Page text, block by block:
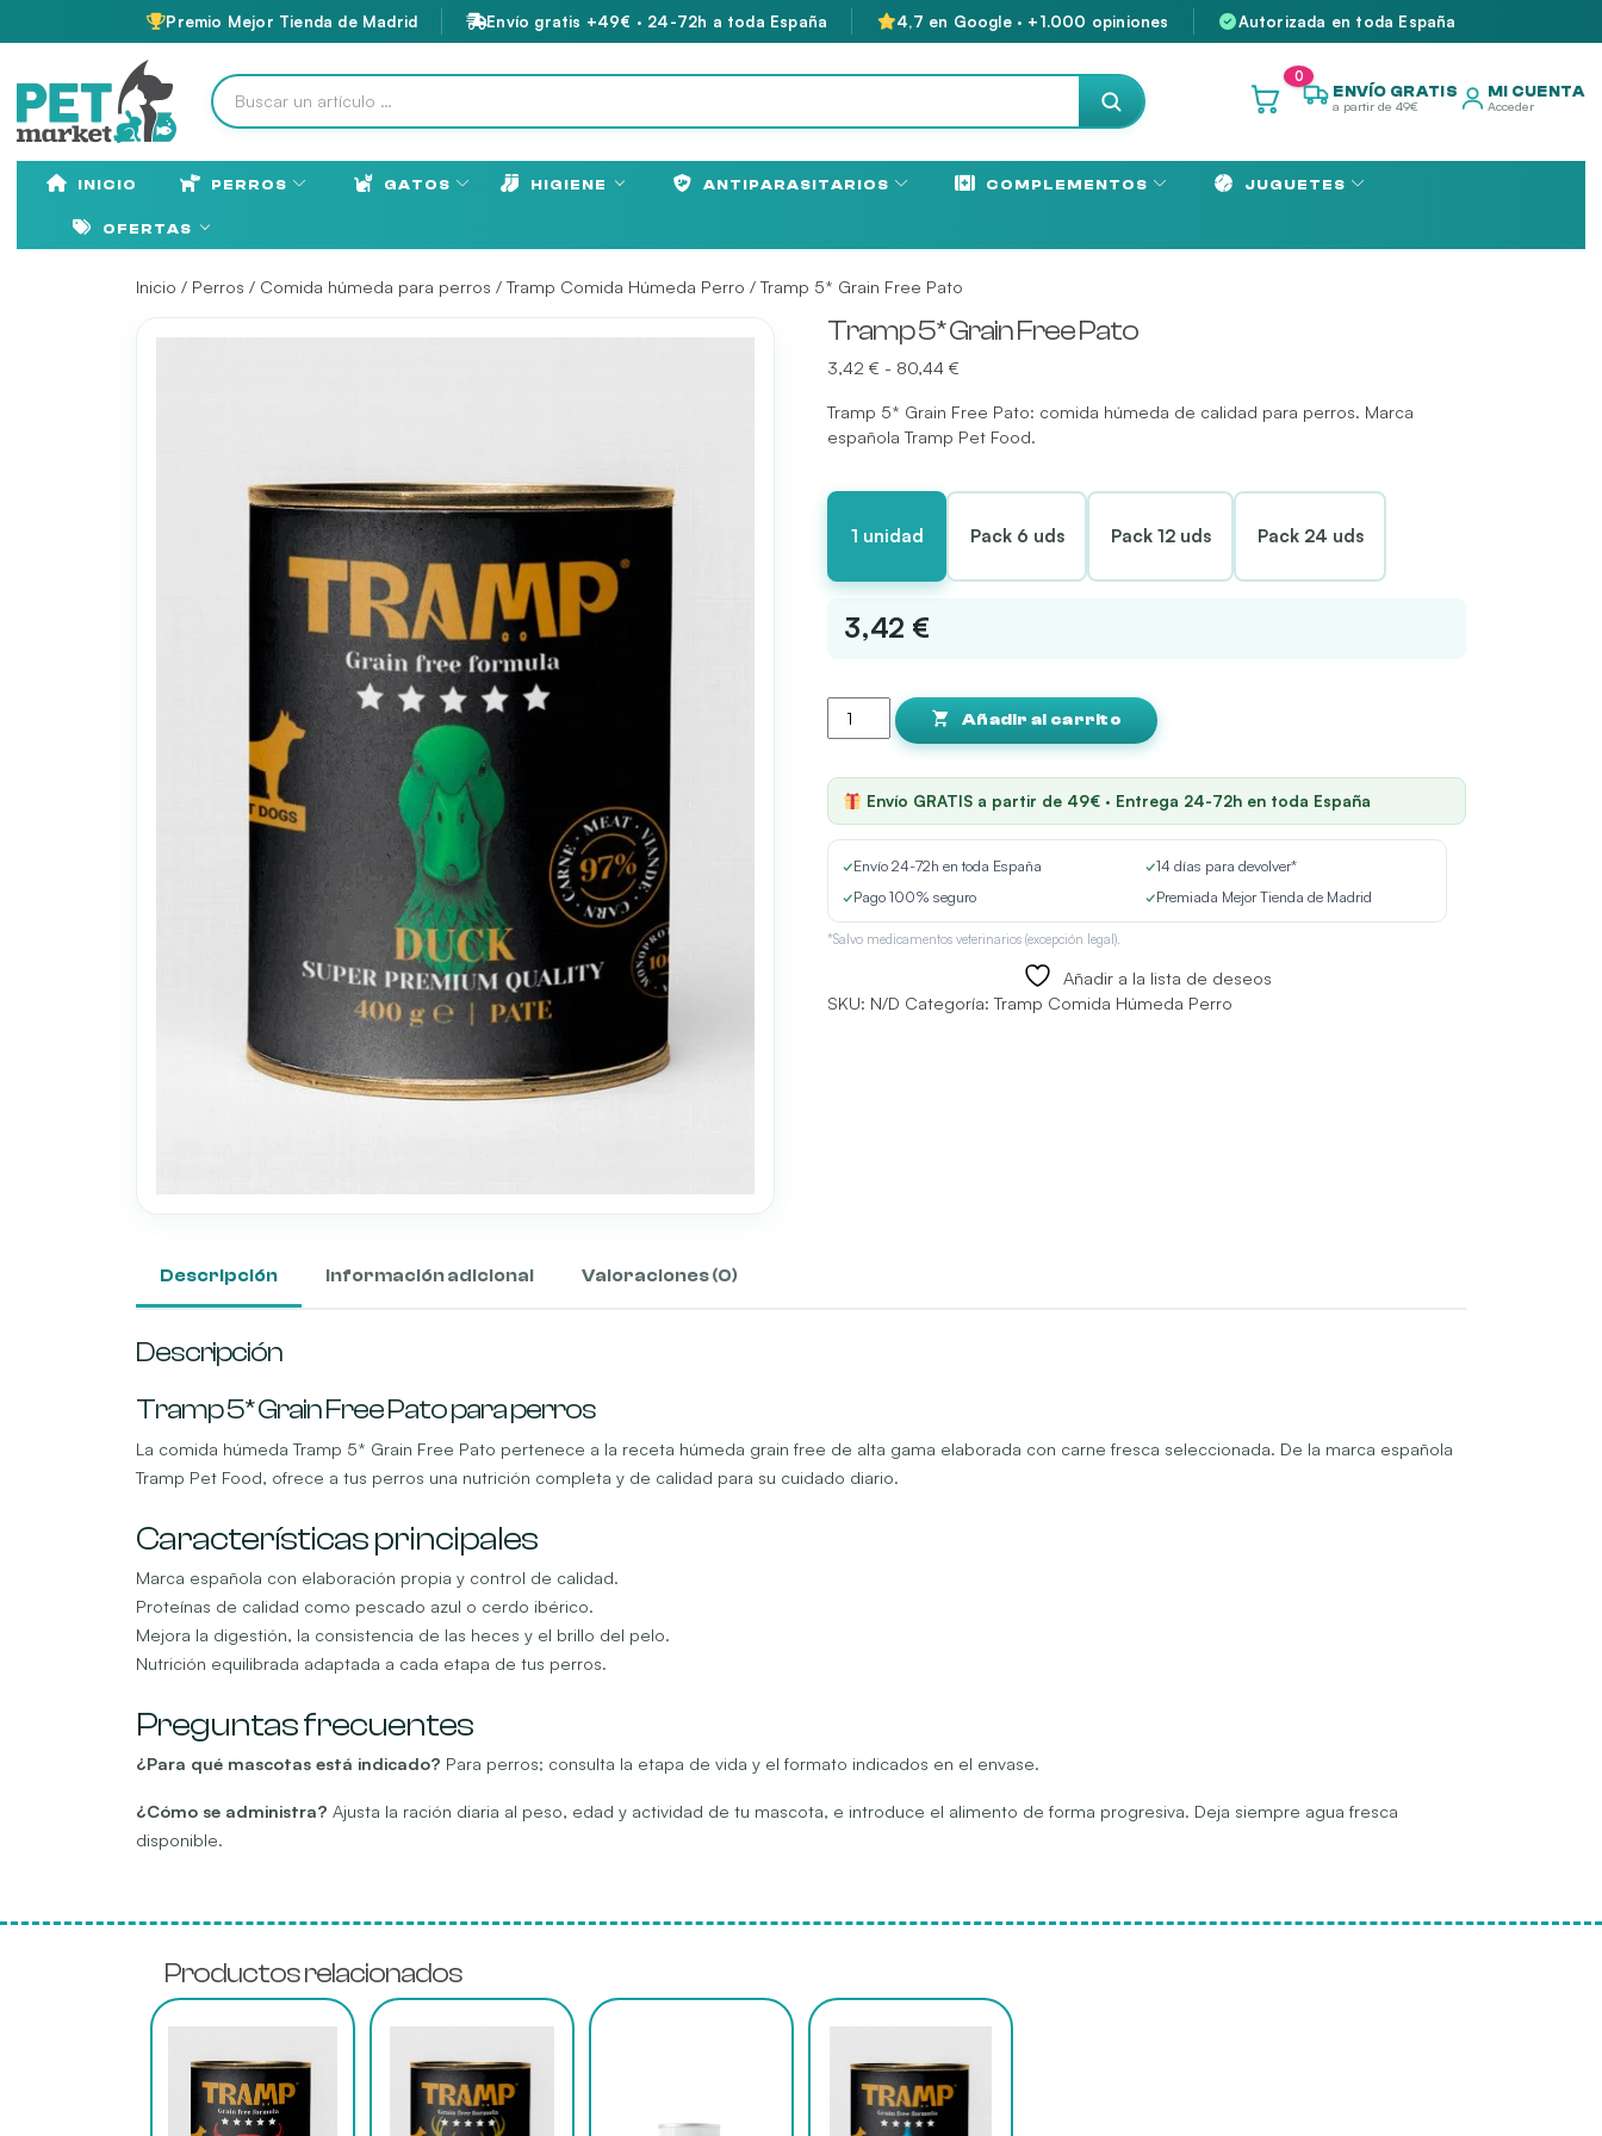
Premio Mejor Tienda de Madrid Envío gratis +49€ · 24-72h a toda España 4,7 en Google · +1.000 opiniones Autorizada en toda España
0
ENVÍO GRATIS
a partir de 49€
MI CUENTA
Acceder
INICIO PERROS GATOS HIGIENE ANTIPARASITARIOS COMPLEMENTOS JUGUETES
OFERTAS
Inicio / Perros / Comida húmeda para perros /Tramp Comida Húmeda Perro / Tramp 5* Grain Free Pato
Tramp 5* Grain Free Pato
3,42€ - 80,44€
precios:
desde
hasta
Tramp 5* Grain Free Pato: comida húmeda de calidad para perros. Marca
española Tramp Pet Food.
1 unidad Pack 6 uds Pack 12 uds Pack 24 uds
3,42 €
Grain
Pato
cantidad
Añadir al carrito
Envío GRATIS a partir de 49€ · Entrega 24-72h en toda España
✓Envío 24-72h en toda España ✓14 días para devolver*
✓Pago 100% seguro ✓Premiada Mejor Tienda de Madrid
*Salvo medicamentos veterinarios (excepción legal).
Añadir a la lista de deseos
SKU: N/D Categoría:Tramp Comida Húmeda Perro
Descripción Información adicional Valoraciones (0)
Descripción
Tramp 5* Grain Free Pato para perros
La comida húmeda Tramp 5* Grain Free Pato pertenece a la receta húmeda grain free de alta gama elaborada con carne fresca seleccionada. De la marca española
Tramp Pet Food, ofrece a tus perros una nutrición completa y de calidad para su cuidado diario.
Características principales
Marca española con elaboración propia y control de calidad.
Proteínas de calidad como pescado azul o cerdo ibérico.
Mejora la digestión, la consistencia de las heces y el brillo del pelo.
Nutrición equilibrada adaptada a cada etapa de tus perros.
Preguntas frecuentes
¿Para qué mascotas está indicado? Para perros; consulta la etapa de vida y el formato indicados en el envase.
¿Cómo se administra? Ajusta la ración diaria al peso, edad y actividad de tu mascota, e introduce el alimento de forma progresiva. Deja siempre agua fresca
disponible.
Productos relacionados
producto
múltiples
producto
múltiples
producto
múltiples